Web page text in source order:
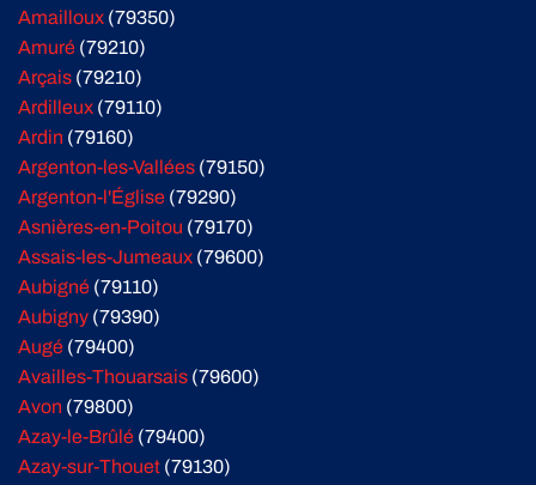
Amailloux (79350)
Amuré (79210)
Arçais (79210)
Ardilleux (79110)
Ardin (79160)
Argenton-les-Vallées (79150)
Argenton-l'Église (79290)
Asnières-en-Poitou (79170)
Assais-les-Jumeaux (79600)
Aubigné (79110)
Aubigny (79390)
Augé (79400)
Availles-Thouarsais (79600)
Avon (79800)
Azay-le-Brûlé (79400)
Azay-sur-Thouet (79130)